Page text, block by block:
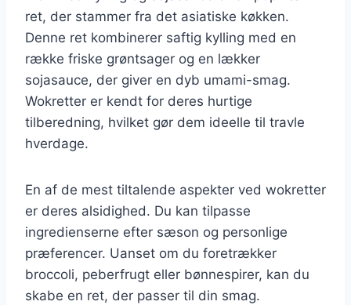
ret, der stammer fra det asiatiske køkken.
Denne ret kombinerer saftig kylling med en
række friske grøntsager og en lækker
sojasauce, der giver en dyb umami-smag.
Wokretter er kendt for deres hurtige
tilberedning, hvilket gør dem ideelle til travle
hverdage.
En af de mest tiltalende aspekter ved wokretter
er deres alsidighed. Du kan tilpasse
ingredienserne efter sæson og personlige
præferencer. Uanset om du foretrækker
broccoli, peberfrugt eller bønnespirer, kan du
skabe en ret, der passer til din smag.